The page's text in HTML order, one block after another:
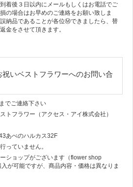
着後３日以内にメールもしくはお電話でご
の場合はお早めのご連絡をお願い致しま
納品であることが各位Ⓜできましたら、替
金をさせて頂きます。
いベストフラワーへのお問い合
でご連絡下さい
トフラワー（アクセス・アイ株式会社）
あべのハルカス32F
っていません。
ショップがございます（flower shop
が可能ですが、商品内容・価格は異なりま